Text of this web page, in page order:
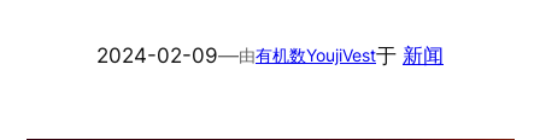
2024-02-09—由有机数YoujiVest于 新闻